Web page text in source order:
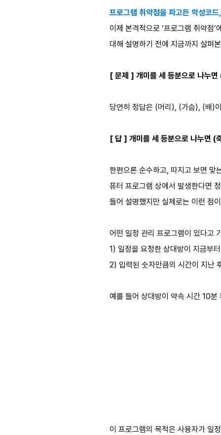
프로그램 취약점을 파고든 악성코
이제 본격적으로 ‘프로그램 취약점
대해 설명하기 전에 지금까지 살펴
[ 문제 ] 개미를 세 등분으로 나누
당연히 정답은 (머리), (가슴), (배)
[ 답 ] 개미를 세 등분으로 나누면 (
한편으론 순수하고, 따지고 보면 맞
퓨터 프로그램 상에서 발생한다면
들어 설명했지만 실제로는 이런 점
어떤 일정 관리 프로그램이 있다고
1) 일정을 요청한 상대방이 지금부
2) 입력된 숫자만큼의 시간이 지난
예를 들어 상대방이 약속 시간 10
이 프로그램의 목적은 사용자가 일